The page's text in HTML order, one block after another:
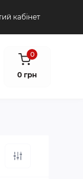
кабінет
0
0 грн